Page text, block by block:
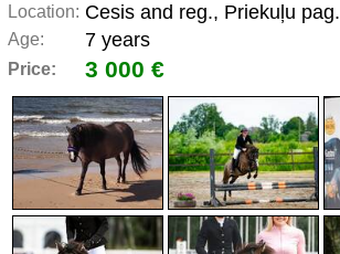
Location: Cesis and reg., Priekuļu pag.
Age: 7 years
Price: 3 000 €